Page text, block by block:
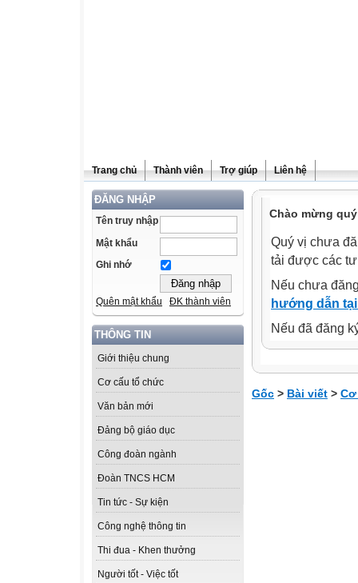
Trang chủ Thành viên Trợ giúp Liên hệ
ĐĂNG NHẬP
Tên truy nhập
Mật khẩu
Ghi nhớ
Quên mật khẩu ĐK thành viên
THÔNG TIN
Giới thiệu chung
Cơ cấu tổ chức
Văn bản mới
Đảng bộ giáo dục
Công đoàn ngành
Đoàn TNCS HCM
Tin tức - Sự kiện
Công nghệ thông tin
Thi đua - Khen thưởng
Người tốt - Việc tốt
Chào mừng
Quý vị chưa
tải được các
Nếu chưa
hướng dẫn
Nếu đã đăng
Gốc > Bài viết >